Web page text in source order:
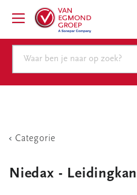
Categorie
Niedax -